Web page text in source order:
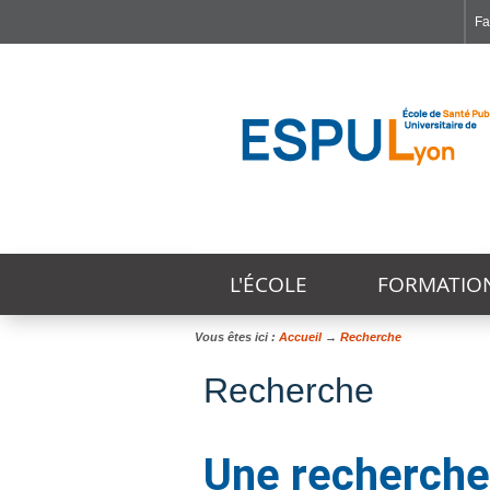
L'ÉCOLE
Vous êtes ici : Accueil→ Recherche
Recherche
Une recherche